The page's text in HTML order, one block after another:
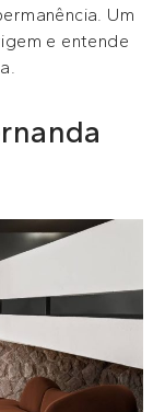
Um
e entende